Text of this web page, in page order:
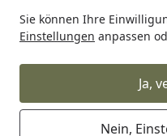
Sie können Ihre
Einstellungen anpassen
Ja,
Nein,
Startseite
Alles für den Garten
EMU Barhocker
Antikeisen -